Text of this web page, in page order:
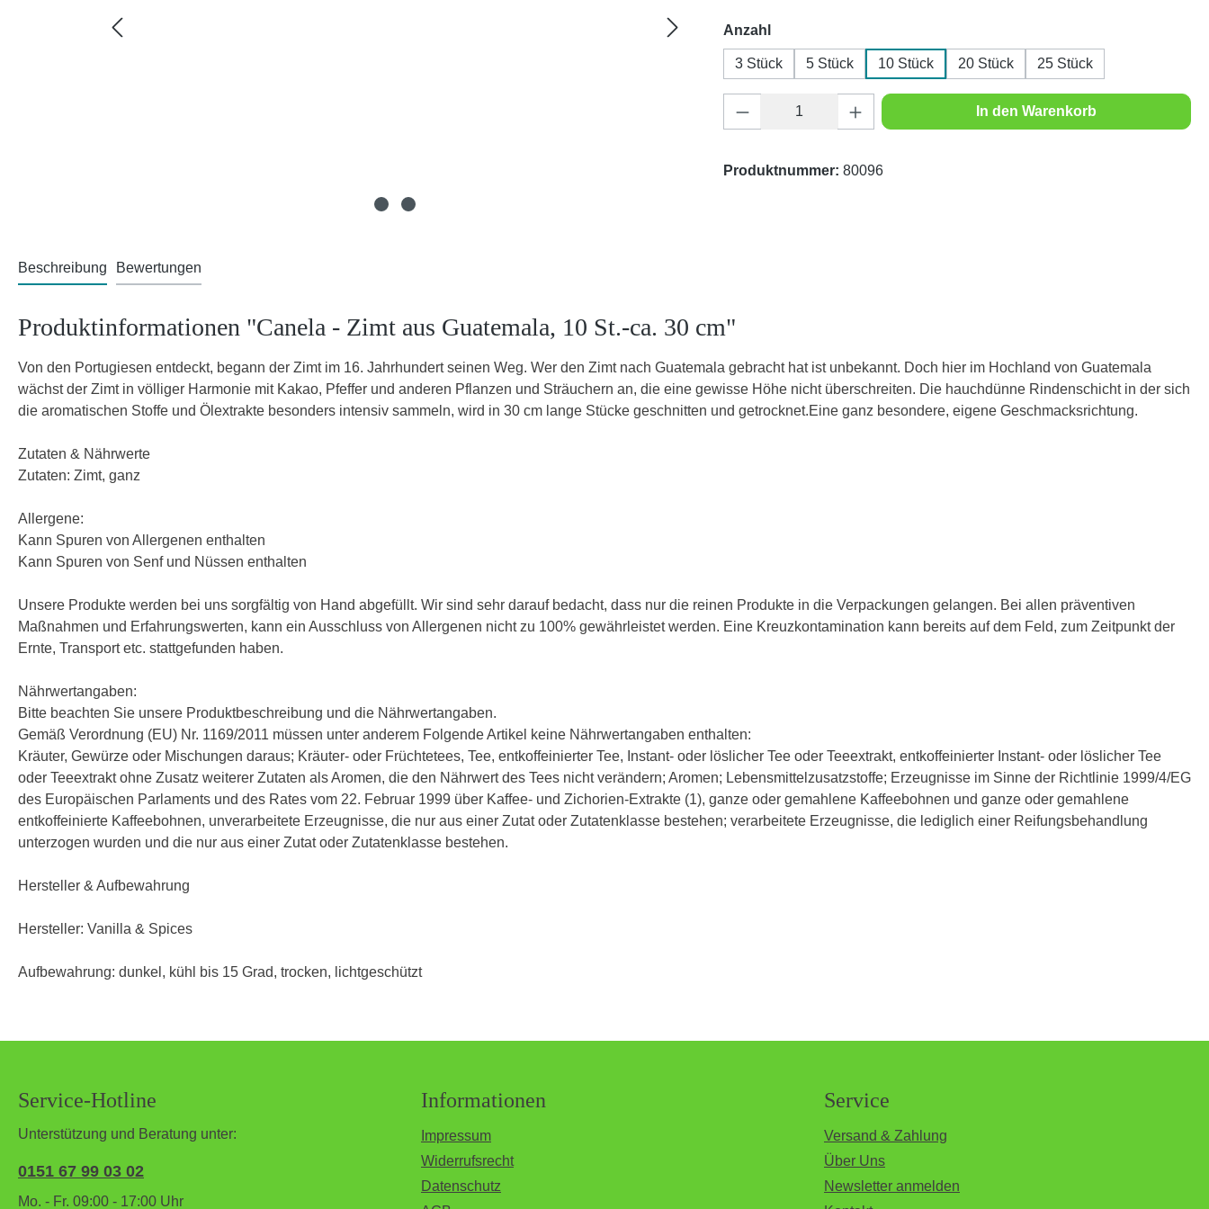
Anzahl auswählen
3 Stück 5 Stück 10 Stück 20 Stück 25 Stück
Produkt Anzahl: Gib den gewünschten Wert ein
In den Warenkorb
Produktnummer: 80096
Beschreibung Bewertungen
Produktinformationen "Canela - Zimt aus Guatemala, 10 St.-ca. 30 cm"
Von den Portugiesen entdeckt, begann der Zimt im 16. Jahrhundert seinen Weg. Wer den Zimt nach Guatemala gebracht hat ist unbekannt. Doch hier im Hochland von Guatemala
wächst der Zimt in völliger Harmonie mit Kakao, Pfeffer und anderen Pflanzen und Sträuchern an, die eine gewisse Höhe nicht überschreiten. Die hauchdünne Rindenschicht in der sich
die aromatischen Stoffe und Ölextrakte besonders intensiv sammeln, wird in 30 cm lange Stücke geschnitten und getrocknet.Eine ganz besondere, eigene Geschmacksrichtung.
Zutaten & Nährwerte
Zutaten: Zimt, ganz
Allergene:
Kann Spuren von Allergenen enthalten
Kann Spuren von Senf und Nüssen enthalten
Unsere Produkte werden bei uns sorgfältig von Hand abgefüllt. Wir sind sehr darauf bedacht, dass nur die reinen Produkte in die Verpackungen gelangen. Bei allen präventiven
Maßnahmen und Erfahrungswerten, kann ein Ausschluss von Allergenen nicht zu 100% gewährleistet werden. Eine Kreuzkontamination kann bereits auf dem Feld, zum Zeitpunkt der
Ernte, Transport etc. stattgefunden haben.
Nährwertangaben:
Bitte beachten Sie unsere Produktbeschreibung und die Nährwertangaben.
Gemäß Verordnung (EU) Nr. 1169/2011 müssen unter anderem Folgende Artikel keine Nährwertangaben enthalten:
Kräuter, Gewürze oder Mischungen daraus; Kräuter- oder Früchtetees, Tee, entkoffeinierter Tee, Instant- oder löslicher Tee oder Teeextrakt, entkoffeinierter Instant- oder löslicher Tee
oder Teeextrakt ohne Zusatz weiterer Zutaten als Aromen, die den Nährwert des Tees nicht verändern; Aromen; Lebensmittelzusatzstoffe; Erzeugnisse im Sinne der Richtlinie 1999/4/EG
des Europäischen Parlaments und des Rates vom 22. Februar 1999 über Kaffee- und Zichorien-Extrakte (1), ganze oder gemahlene Kaffeebohnen und ganze oder gemahlene
entkoffeinierte Kaffeebohnen, unverarbeitete Erzeugnisse, die nur aus einer Zutat oder Zutatenklasse bestehen; verarbeitete Erzeugnisse, die lediglich einer Reifungsbehandlung
unterzogen wurden und die nur aus einer Zutat oder Zutatenklasse bestehen.
Hersteller & Aufbewahrung
Hersteller: Vanilla & Spices
Aufbewahrung: dunkel, kühl bis 15 Grad, trocken, lichtgeschützt
Service-Hotline
Unterstützung und Beratung unter:
0151 67 99 03 02
Mo. - Fr. 09:00 - 17:00 Uhr
Informationen
Impressum
Widerrufsrecht
Datenschutz
Service
Versand & Zahlung
Über Uns
Newsletter anmelden